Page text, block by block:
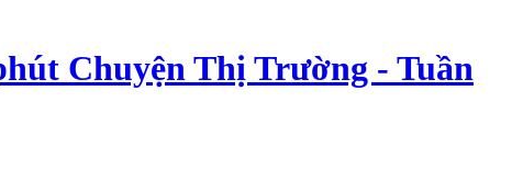
Chuyện Thị Trường - Tuần